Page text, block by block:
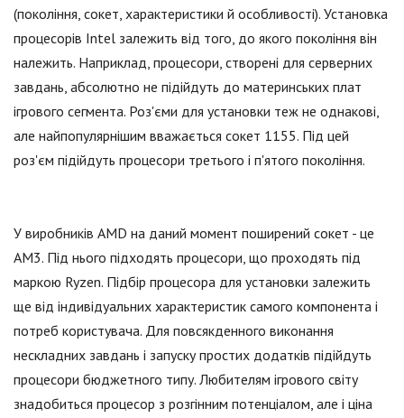
(покоління, сокет, характеристики й особливості). Установка
процесорів Intel залежить від того, до якого покоління він
належить. Наприклад, процесори, створені для серверних
завдань, абсолютно не підійдуть до материнських плат
ігрового сегмента. Роз'єми для установки теж не однакові,
але найпопулярнішим вважається сокет 1155. Під цей
роз'єм підійдуть процесори третього і п'ятого покоління.
У виробників AMD на даний момент поширений сокет - це
АМ3. Під нього підходять процесори, що проходять під
маркою Ryzen. Підбір процесора для установки залежить
ще від індивідуальних характеристик самого компонента і
потреб користувача. Для повсякденного виконання
нескладних завдань і запуску простих додатків підійдуть
процесори бюджетного типу. Любителям ігрового світу
знадобиться процесор з розгінним потенціалом, але і ціна